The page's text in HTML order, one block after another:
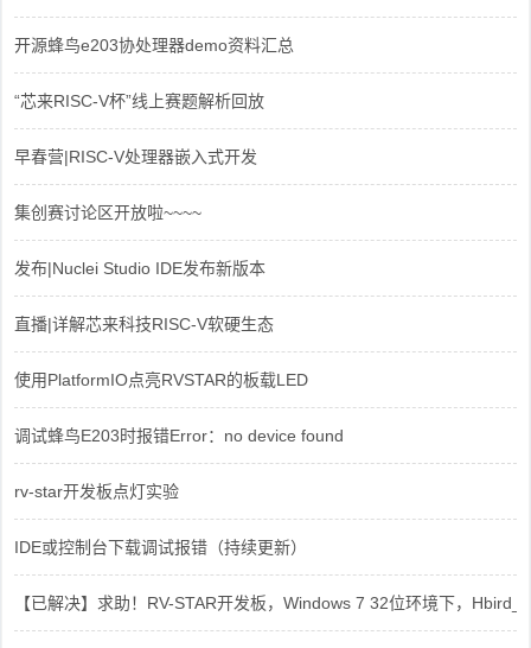
开源蜂鸟e203协处理器demo资料汇总
“芯来RISC-V杯”线上赛题解析回放
早春营|RISC-V处理器嵌入式开发
集创赛讨论区开放啦~~~~
发布|Nuclei Studio IDE发布新版本
直播|详解芯来科技RISC-V软硬生态
使用PlatformIO点亮RVSTAR的板载LED
调试蜂鸟E203时报错Error：no device found
rv-star开发板点灯实验
IDE或控制台下载调试报错（持续更新）
【已解决】求助！RV-STAR开发板，Windows 7 32位环境下，